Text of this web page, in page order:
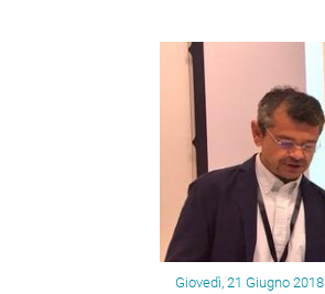
Giovedì, 21 Giugno 2018